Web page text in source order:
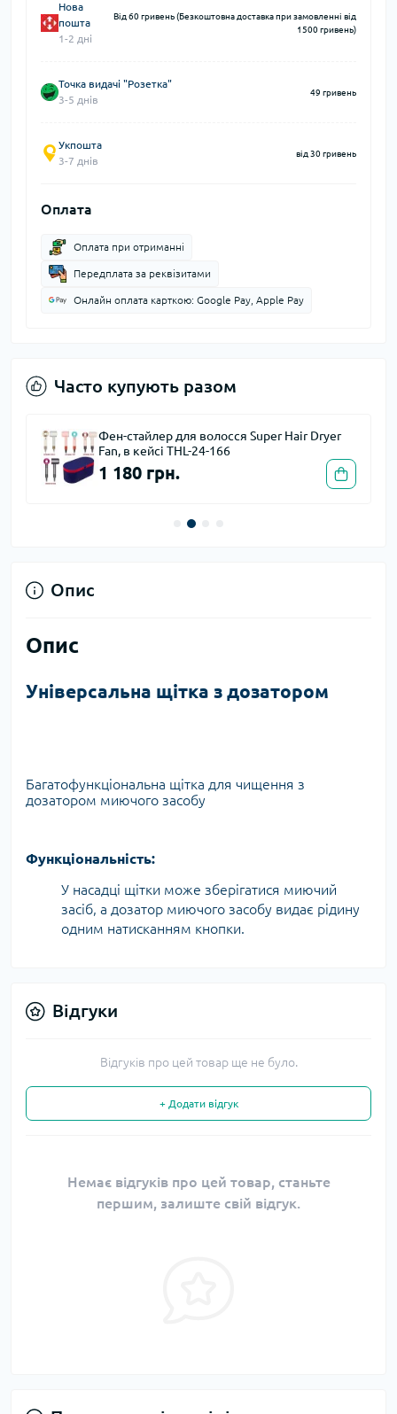
Нова
пошта
1-2 дні
Від 60 гривень (Безкоштовна доставка при замовленні від
1500 гривень)
Точка видачі "Розетка"
3-5 днів
49 гривень
Укпошта
3-7 днів
від 30 гривень
Оплата
Оплата при отриманні
Передплата за реквізитами
Онлайн оплата карткою: Google Pay, Apple Pay
Часто купують разом
Фен-стайлер для волосся Super Hair Dryer
Fan, в кейсі THL-24-166
1 180 грн.
Опис
Опис
Універсальна щітка з дозатором
Багатофункціональна щітка для чищення з
дозатором миючого засобу
Функціональність:
У насадці щітки може зберігатися миючий
засіб, а дозатор миючого засобу видає рідину
одним натисканням кнопки.
Відгуки
Відгуків про цей товар ще не було.
+ Додати відгук
Немає відгуків про цей товар, станьте
першим, залиште свій відгук.